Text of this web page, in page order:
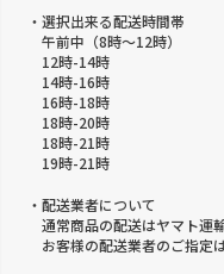
・選択出来る配送時間帯
午前中（8時～12時）
12時-14時
14時-16時
16時-18時
18時-20時
18時-21時
19時-21時
・配送業者について
通常商品の配送はヤマト運
お客様の配送業者のご指定